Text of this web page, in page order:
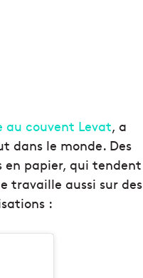
au couvent Levat, a
dans le monde. Des
papier, qui tendent
travaille aussi sur des
: